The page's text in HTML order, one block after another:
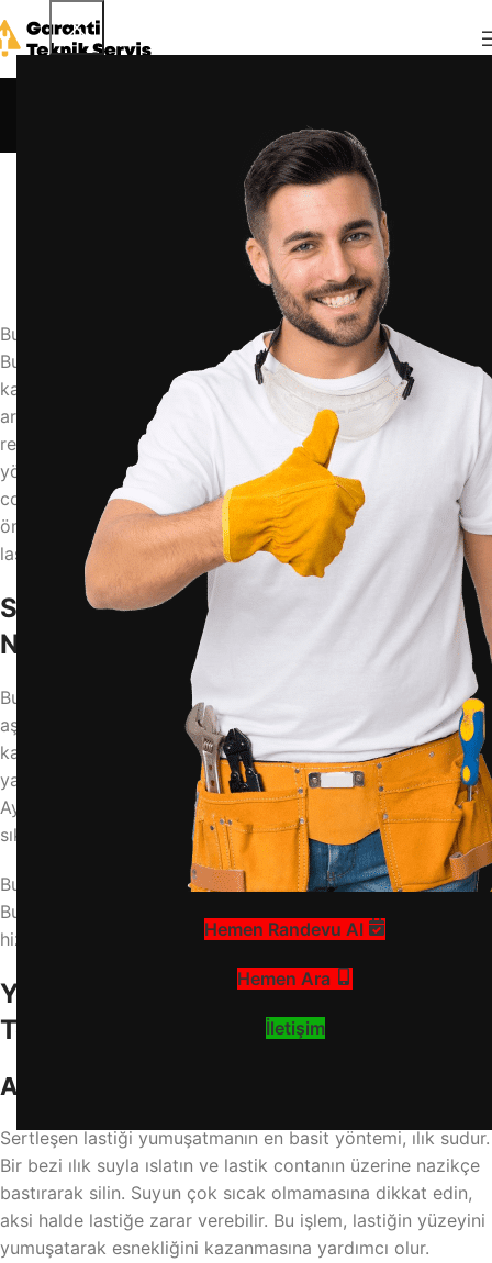
Hemen Randevu Al
Hemen Ara
İletişim
Blog
BLOG
buzdolabı lastiği nasıl yumuşatılır
admin
7 Haziran 2026
Buzdolabı Lastiği Nasıl Yumuşatılır? Pratik Çözümler
Buzdolabınızın lastik contaları zamanla sertleşip esnekliğini
kaybeder, bu da soğuk hava kaçırarak enerji tüketimini
artırır ve gıdalarınızın bozulmasına yol açabilir. Bu
rehberde, buzdolabı lastiğini yumuşatmanın etkili
yöntemlerini adım adım anlatıyoruz. Sertleşen lastik
contalar, kapak kapanışını zorlaştırır ve buzdolabınızın
ömrünü kısaltır. İşte basa bas çözümlerle buzdolabı
lastiklerinizi ilk günkü gibi yumuşatmanın yolları.
Sertleşen Buzdolabı Lastiğinin
Nedenleri
Buzdolabı lastiklerinin sertleşmesi genellikle yanlış temizlik,
aşırı sıcaklık değişimleri veya doğal yaşlanma sürecinden
kaynaklanır. Özellikle aşındırıcı kimyasallarla temizlik
yapmak, lastiğin yüzeyini çatlatır ve esnek yapısını bozar.
Ayrıca, buzdolabının uzun süre kapalı kalması da lastiklerin
sıkışmasına ve sertleşmesine neden olabilir.
Bu gibi durumlarda profesyonel destek almanız gerekir.
Buzdolabı lastiği sorunları konusunda uzman ekibimizle
hizmetinizdeyiz.
Yöntem 1: Sıcak Su ve Yumuşatma
Teknikleri
Adım Adım Çözüm: Ilık Su Uygulaması
Sertleşen lastiği yumuşatmanın en basit yöntemi, ılık sudur.
Bir bezi ılık suyla ıslatın ve lastik contanın üzerine nazikçe
bastırarak silin. Suyun çok sıcak olmamasına dikkat edin,
aksi halde lastiğe zarar verebilir. Bu işlem, lastiğin yüzeyini
yumuşatarak esnekliğini kazanmasına yardımcı olur.